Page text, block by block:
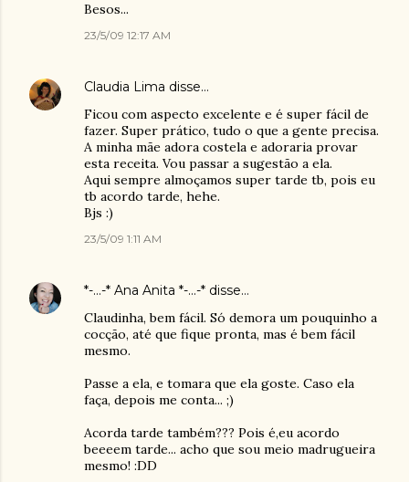
Besos...
23/5/09 12:17 AM
Claudia Lima disse…
Ficou com aspecto excelente e é super fácil de
fazer. Super prático, tudo o que a gente precisa.
A minha mãe adora costela e adoraria provar
esta receita. Vou passar a sugestão a ela.
Aqui sempre almoçamos super tarde tb, pois eu
tb acordo tarde, hehe.
Bjs :)
23/5/09 1:11 AM
*-...-* Ana Anita *-...-* disse…
Claudinha, bem fácil. Só demora um pouquinho a
cocção, até que fique pronta, mas é bem fácil
mesmo.
Passe a ela, e tomara que ela goste. Caso ela
faça, depois me conta... ;)
Acorda tarde também??? Pois é,eu acordo
beeeem tarde... acho que sou meio madrugueira
mesmo! :DD